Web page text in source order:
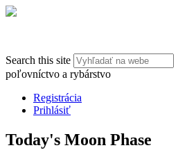
Search this site
poľovníctvo a rybárstvo
Registrácia
Prihlásiť
Today's Moon Phase